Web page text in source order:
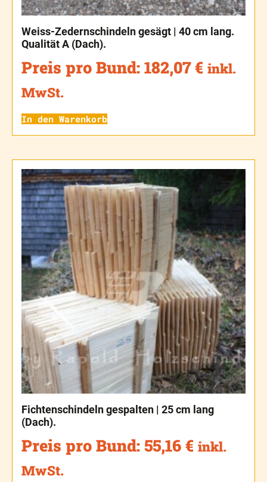
Weiss-Zedernschindeln gesägt | 40 cm lang.
Qualität A (Dach).
Preis pro Bund: 182,07€ inkl.
MwSt.
In den Warenkorb
Fichtenschindeln gespalten | 25 cm lang
(Dach).
Preis pro Bund: 55,16 € inkl.
MwSt.